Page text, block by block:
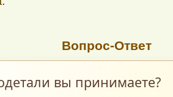
Вопрос-Ответ
вы принимаете?